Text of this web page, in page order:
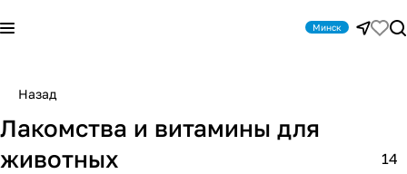
Минск
Назад
Лакомства и витамины для
животных
14